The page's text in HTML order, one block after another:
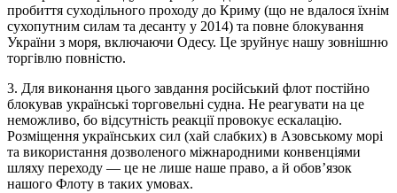
пробиття суходільного проходу до Криму (що не вдалося їхнім
сухопутним силам та десанту у 2014) та повне блокування
України з моря, включаючи Одесу. Це зруйнує нашу зовнішню
торгівлю повністю.
3. Для виконання цього завдання російський флот постійно
блокував українські торговельні судна. Не реагувати на це
неможливо, бо відсутність реакції провокує ескалацію.
Розміщення українських сил (хай слабких) в Азовському морі
та використання дозволеного міжнародними конвенціями
шляху переходу — це не лише наше право, а й обов’язок
нашого Флоту в таких умовах.